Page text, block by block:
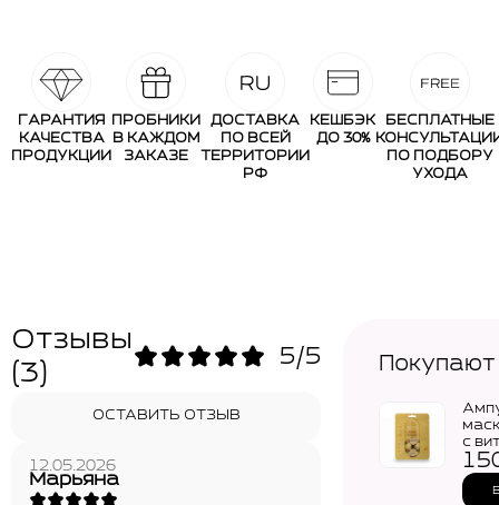
ГАРАНТИЯ
КАЧЕСТВА
ПРОДУКЦИИ
ПРОБНИКИ
В КАЖДОМ
ЗАКАЗЕ
ДОСТАВКА
ПО ВСЕЙ
ТЕРРИТОРИИ
РФ
КЕШБЭК
ДО 30%
БЕСПЛАТНЫЕ
ПО ПОДБОРУ
УХОДА
Отзывы
(3)
5/5
ОСТАВИТЬ ОТЗЫВ
12.05.2026
Марьяна
c